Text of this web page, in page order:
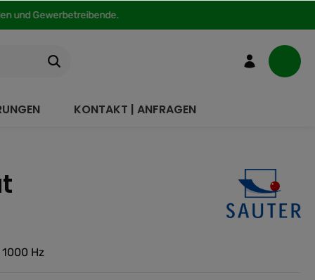
und Gewerbetreibende.
KONTAKT | ANFRAGEN
Hz